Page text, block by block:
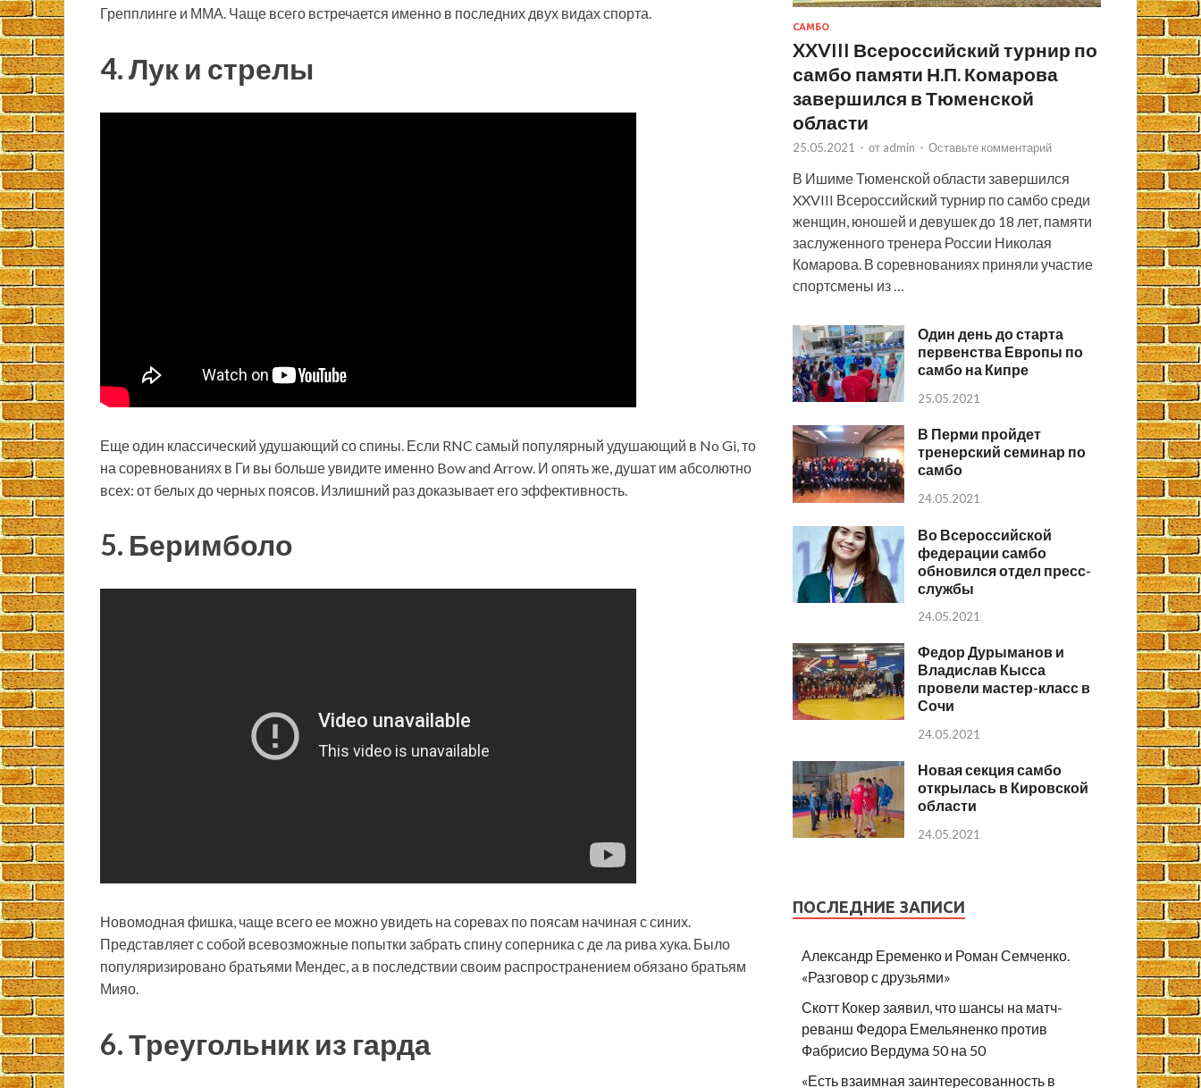
Грепплинге и ММА. Чаще всего встречается именно в последних двух видах спорта.
4. Лук и стрелы
Еще один классический удушающий со спины. Если RNC самый популярный удушающий в No Gi, то
на соревнованиях в Ги вы больше увидите именно Bow and Arrow. И опять же, душат им абсолютно
всех: от белых до черных поясов. Излишний раз доказывает его эффективность.
5. Беримболо
Новомодная фишка, чаще всего ее можно увидеть на соревах по поясам начиная с синих.
Представляет с собой всевозможные попытки забрать спину соперника с де ла рива хука. Было
популяризировано братьями Мендес, а в последствии своим распространением обязано братьям
Мияо.
6. Треугольник из гарда
САМБО
XXVIII Всероссийский турнир по
самбо памяти Н.П. Комарова
завершился в Тюменской
области
25.05.2021 - от admin - Оставьте комментарий
В Ишиме Тюменской области завершился
XXVIII Всероссийский турнир по самбо среди
женщин, юношей и девушек до 18 лет, памяти
заслуженного тренера России Николая
Комарова. В соревнованиях приняли участие
спортсмены из …
Один день до старта
первенства Европы по
самбо на Кипре
25.05.2021
В Перми пройдет
тренерский семинар по
самбо
24.05.2021
Во Всероссийской
федерации самбо
обновился отдел пресс-
службы
24.05.2021
Федор Дурыманов и
Владислав Кысса
провели мастер-класс в
Сочи
24.05.2021
Новая секция самбо
открылась в Кировской
области
24.05.2021
ПОСЛЕДНИЕ ЗАПИСИ
Александр Еременко и Роман Семченко.
«Разговор с друзьями»
Скотт Кокер заявил, что шансы на матч-
реванш Федора Емельяненко против
Фабрисио Вердума 50 на 50
«Есть взаимная заинтересованность в